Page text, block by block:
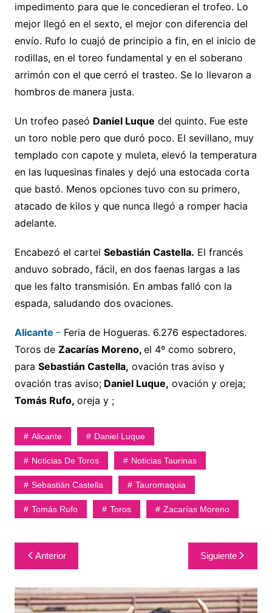
impedimento para que le concedieran el trofeo. Lo
mejor llegó en el sexto, el mejor con diferencia del
envío. Rufo lo cuajó de principio a fin, en el inicio de
rodillas, en el toreo fundamental y en el soberano
arrimón con el que cerró el trasteo. Se lo llevaron a
hombros de manera justa.
Un trofeo paseó Daniel Luque del quinto. Fue este
un toro noble pero que duró poco. El sevillano, muy
templado con capote y muleta, elevó la temperatura
en las luquesinas finales y dejó una estocada corta
que bastó. Menos opciones tuvo con su primero,
atacado de kilos y que nunca llegó a romper hacia
adelante.
Encabezó el cartel Sebastián Castella. El francés
anduvo sobrado, fácil, en dos faenas largas a las
que les falto transmisión. En ambas falló con la
espada, saludando dos ovaciones.
Alicante –Feria de Hogueras. 6.276 espectadores.
Toros de Zacarías Moreno, el 4º como sobrero,
para Sebastián Castella, ovación tras aviso y
ovación tras aviso;Daniel Luque, ovación y oreja;
Tomás Rufo, oreja y ;
Alicante Daniel Luque
Noticias De Toros Noticias Taurinas
Sebastián Castella Tauromaquia
Tomás Rufo Toros Zacarías Moreno
Navegación
de
entradas
Anterior Siguiente